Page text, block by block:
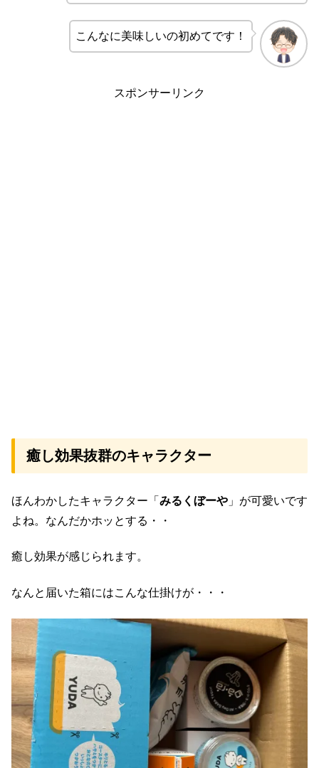
こんなに美味しいの初めてです！
スポンサーリンク
癒し効果抜群のキャラクター
ほんわかしたキャラクター「 みるくぼーや 」が可愛いです
よね。なんだかホッとする・・
癒し効果が感じられます。
なんと届いた箱にはこんな仕掛けが・・・